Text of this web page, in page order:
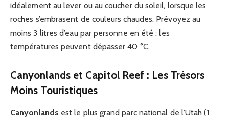
idéalement au lever ou au coucher du soleil, lorsque les
roches s’embrasent de couleurs chaudes. Prévoyez au
moins 3 litres d’eau par personne en été : les
températures peuvent dépasser 40 °C.
Canyonlands et Capitol Reef : Les Trésors
Moins Touristiques
Canyonlands est le plus grand parc national de l’Utah (1